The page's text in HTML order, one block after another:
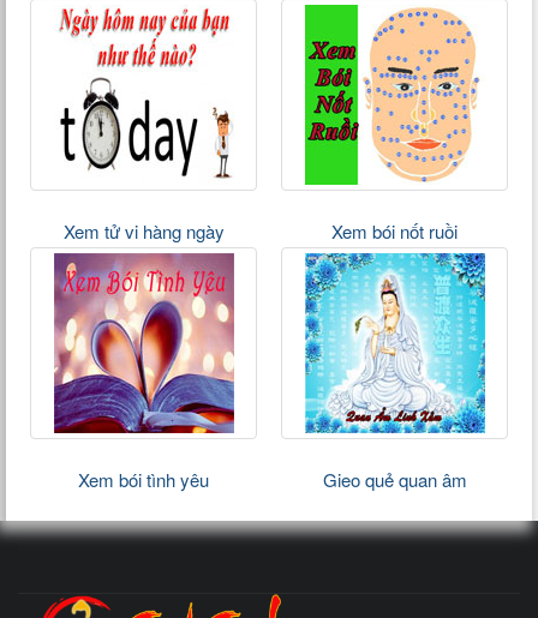
Xem tử vi hàng ngày Xem bói nốt ruồi
Xem bói tình yêu Gieo quẻ quan âm